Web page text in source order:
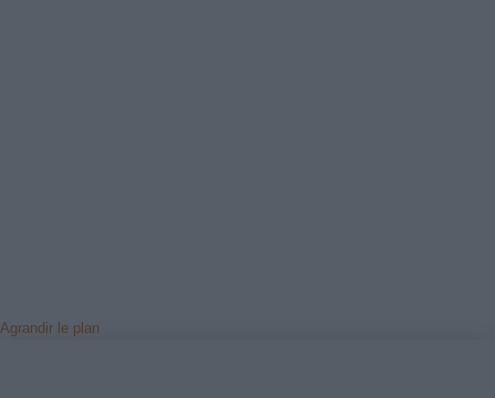
Agrandir le plan